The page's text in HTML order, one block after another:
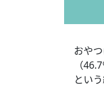
おや
（
とい